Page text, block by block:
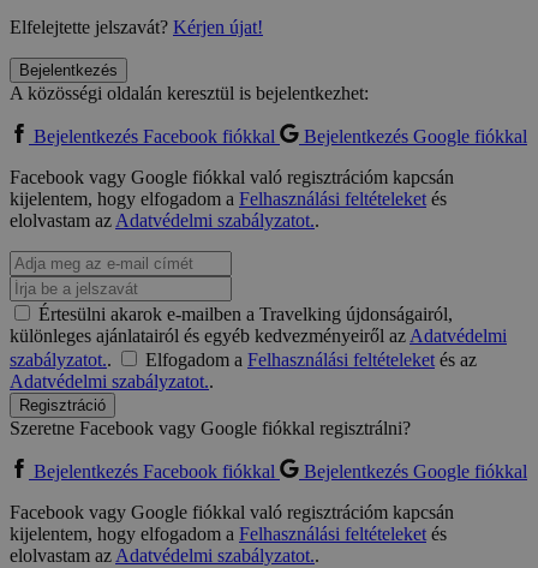
Elfelejtette jelszavát? Kérjen újat!
Bejelentkezés
A közösségi oldalán keresztül is bejelentkezhet:
Bejelentkezés Facebook fiókkal
Bejelentkezés Google fiókkal
Facebook vagy Google fiókkal való regisztrációm kapcsán
kijelentem, hogy elfogadom a Felhasználási feltételeketés
elolvastam azAdatvédelmi szabályzatot..
Értesülni akarok e-mailben a Travelking újdonságairól,
különleges ajánlatairól és egyéb kedvezményeiről azAdatvédelmi
szabályzatot.. Elfogadom a Felhasználási feltételeketés az
Adatvédelmi szabályzatot..
Regisztráció
Szeretne Facebook vagy Google fiókkal regisztrálni?
Bejelentkezés Facebook fiókkal
Bejelentkezés Google fiókkal
Facebook vagy Google fiókkal való regisztrációm kapcsán
kijelentem, hogy elfogadom a Felhasználási feltételeketés
elolvastam azAdatvédelmi szabályzatot..